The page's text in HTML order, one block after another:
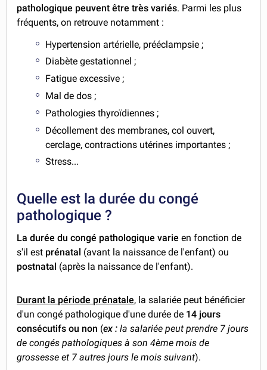
pathologique peuvent être très variés. Parmi les plus
fréquents, on retrouve notamment :
Hypertension artérielle, prééclampsie ;
Diabète gestationnel ;
Fatigue excessive ;
Mal de dos ;
Pathologies thyroïdiennes ;
Décollement des membranes, col ouvert,
cerclage, contractions utérines importantes ;
Stress...
Quelle est la durée du congé
pathologique ?
La durée du congé pathologique varieen fonction de
s'il est prénatal (avant la naissance de l'enfant) ou
postnatal (après la naissance de l'enfant).
Durant la période prénatale, la salariée peut bénéficier
d'un congé pathologique d'une durée de 14 jours
consécutifs ou non (ex :la salariée peut prendre 7 jours
de congés pathologiques à son 4ème mois de
grossesse et 7 autres jours le mois suivant).